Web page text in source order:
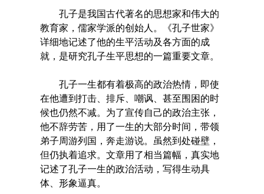
孔子是我国古代著名的思想家和伟大的
教育家，儒家学派的创始人。《孔子世家》
详细地记述了他的生平活动及各方面的成
就，是研究孔子生平思想的一篇重要文章。
孔子一生都有着极高的政治热情，即使
在他遭到打击、排斥、嘲讽、甚至围困的时
候也仍然不减。为了宣传自己的政治主张，
他不辞劳苦，用了一生的大部分时间，带领
弟子周游列国，奔走游说。虽然到处碰壁，
但仍执着追求。文章用了相当篇幅，真实地
记述了孔子一生的政治活动，写得生动具
体、形象逼真。